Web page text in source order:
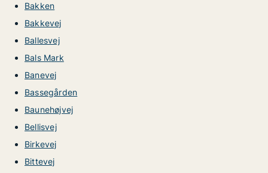
Bakken
Bakkevej
Ballesvej
Bals Mark
Banevej
Bassegården
Baunehøjvej
Bellisvej
Birkevej
Bittevej